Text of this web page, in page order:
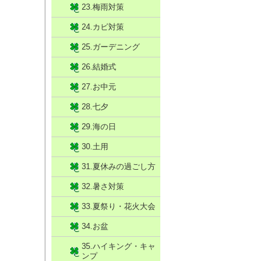
23.梅雨対策
24.カビ対策
25.ガーデニング
26.結婚式
27.お中元
28.七夕
29.海の日
30.土用
31.夏休みの過ごし方
32.暑さ対策
33.夏祭り・花火大会
34.お盆
35.ハイキング・キャ
ンプ